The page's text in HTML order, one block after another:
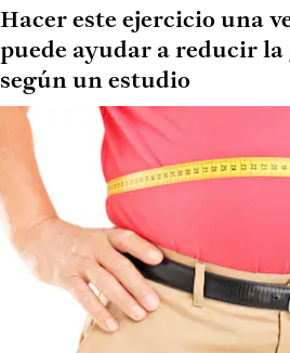
Hacer este ejercicio una
puede ayudar a reducir
según un estudio